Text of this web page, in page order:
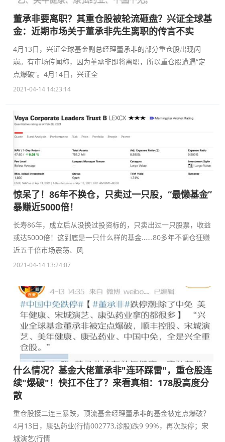
董承非要离职？其重仓股被轮流砸盘？兴证全球基
金：近期市场关于董承非先生离职的传言不实
4月13日，兴证全球基金副总经理董承非的部分重仓股出现闪
崩。有市场传闻称，因为董承非即将离职，所以重仓股遭遇“定
点爆破”。4月14日，兴证全
2021-04-14 14:23:14
惊呆了！86年不换仓，只卖过一只股，“最懒基金”
暴赚近5000倍！
长寿86年，成立后从没换过投资标的，只卖出过一只股票，收益
或达5000倍！这到底是一只什么样的基金……80多年不调仓狂赚
近五千倍市场震荡、风
2021-04-14 13:24:07
什么情况？基金大佬董承非"连环踩雷"，重仓股连
续"爆破"！快扛不住了？来看真相：178股高度分
散
重仓股接二连三暴跌，顶流基金经理董承非的基金被定点爆破？
4月13日，康弘药业(行情002773,诊股)跌9 99%，再次跌停；宋
城演艺(行情